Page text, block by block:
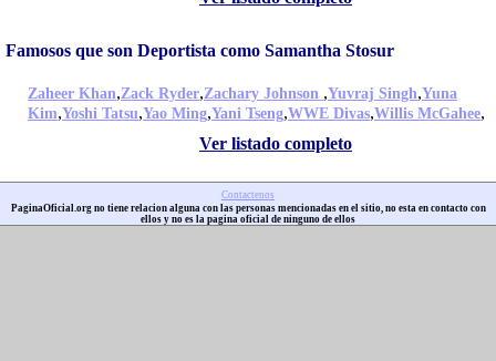
Famosos que son Deportista como Samantha Stosur
Zaheer Khan,Zack Ryder,Zachary Johnson ,Yuvraj Singh,Yuna
Kim,Yoshi Tatsu,Yao Ming,Yani Tseng,WWE Divas,Willis McGahee,
Ver listado completo
Contactenos
PaginaOficial.org no tiene relacion alguna con las personas mencionadas en el sitio, no esta en contacto con
ellos y no es la pagina oficial de ninguno de ellos